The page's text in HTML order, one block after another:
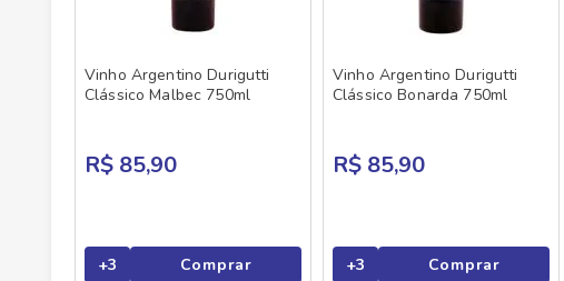
Vinho Argentino Durigutti
Clássico Malbec 750ml
R$ 85,90
+3 Comprar
Vinho Argentino Durigutti
Clássico Bonarda 750ml
R$ 85,90
+3 Comprar